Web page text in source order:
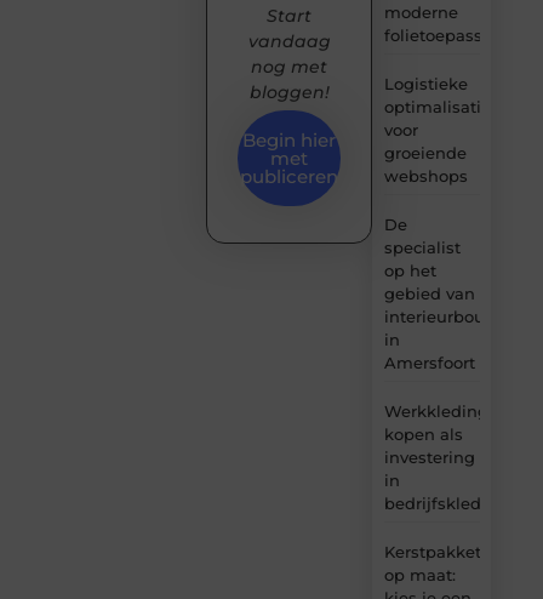
moderne
folietoepassingen
Logistieke
optimalisatie
voor
groeiende
webshops
De
specialist
op het
gebied van
interieurbouw
in
Amersfoort
Werkkleding
kopen als
investering
in
bedrijfskleding
Kerstpakket
op maat:
Start
vandaag
nog met
bloggen!
Begin hier
met
publiceren